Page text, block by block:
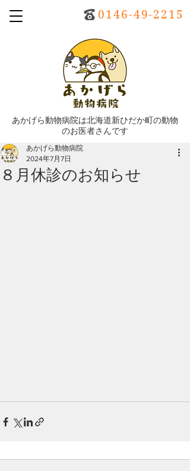
0146-49-2215
あかげら動物病院は北海道新ひだか町の動物
のお医者さんです
８月休診のお知らせ
あかげら動物病院
2024年7月7日